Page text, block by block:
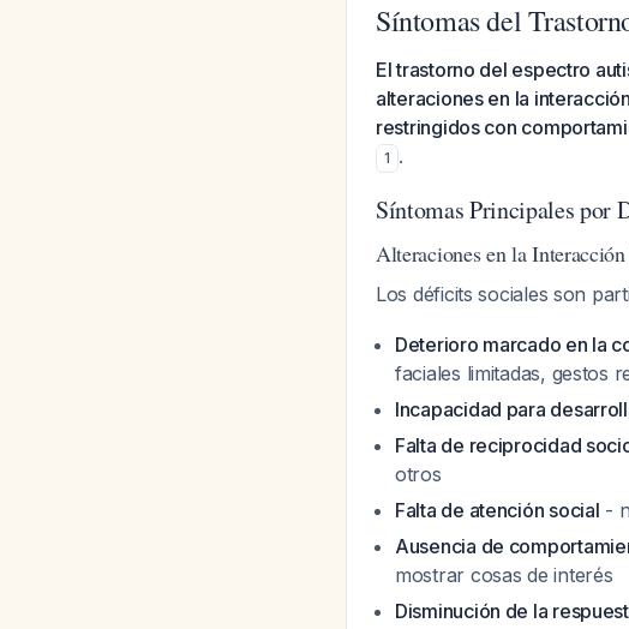
Síntomas del
El trastorno del espectro
alteraciones en la
restringidos con
1 .
Síntomas Principales por
Alteraciones en la
Los déficits sociales son
Deterioro marcado en la
faciales limitadas, gestos
Incapacidad para
Falta de reciprocidad
otros
Falta de atención social -
Ausencia de
mostrar cosas de interés
Disminución de la